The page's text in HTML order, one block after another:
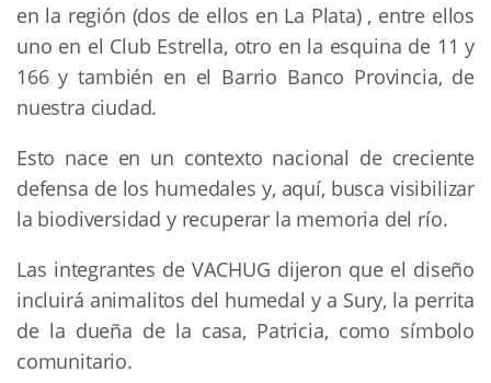
en la región (dos de ellos en La Plata) , entre ellos
uno en el Club Estrella, otro en la esquina de 11 y
166 y también en el Barrio Banco Provincia, de
nuestra ciudad.
Esto nace en un contexto nacional de creciente
defensa de los humedales y, aquí, busca visibilizar
la biodiversidad y recuperar la memoria del río.
Las integrantes de VACHUG dijeron que el diseño
incluirá animalitos del humedal y a Sury, la perrita
de la dueña de la casa, Patricia, como símbolo
comunitario.